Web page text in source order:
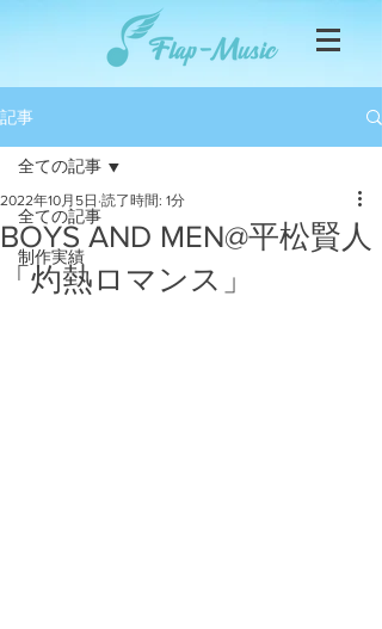
記事
全ての記事
制作実績
全ての記事
BOYS AND MEN@平松賢人
「灼熱ロマンス」
2022年10月5日 読了時間: 1分